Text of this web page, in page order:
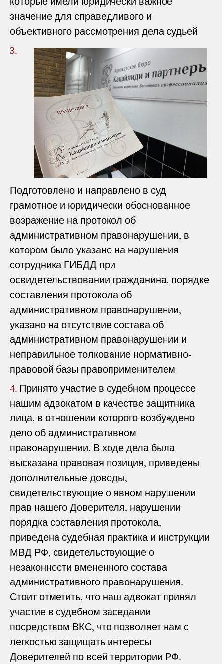
значение для справедливого и
объективного рассмотрения дела судьей
3.
Подготовлено и направлено в суд
грамотное и юридически обоснованное
возражение на протокол об
административном правонарушении, в
котором было указано на нарушения
сотрудника ГИБДД при
освидетельствовании гражданина, порядке
составления протокола об
административном правонарушении,
указано на отсутствие состава об
административном правонарушении и
неправильное толкование нормативно-
правовой базы правоприменителем
4. Принято участие в судебном процессе
нашим адвокатом в качестве защитника
лица, в отношении которого возбуждено
дело об административном
правонарушении. В ходе дела была
высказана правовая позиция, приведены
дополнительные доводы,
свидетельствующие о явном нарушении
прав нашего Доверителя, нарушении
порядка составления протокола,
приведена судебная практика и инструкции
МВД РФ, свидетельствующие о
незаконности вмененного состава
административного правонарушения.
Стоит отметить, что наш адвокат принял
участие в судебном заседании
посредством ВКС, что позволяет нам с
легкостью защищать интересы
Доверителей по всей территории РФ.